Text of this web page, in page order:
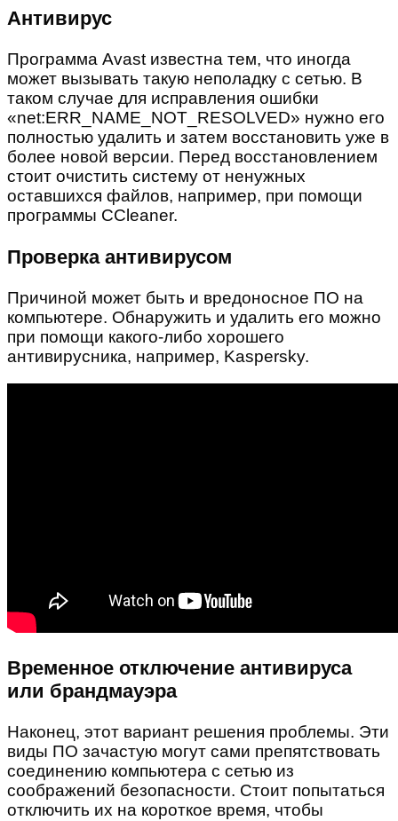
Антивирус
Программа Avast известна тем, что иногда
может вызывать такую неполадку с сетью. В
таком случае для исправления ошибки
«net:ERR_NAME_NOT_RESOLVED» нужно его
полностью удалить и затем восстановить уже в
более новой версии. Перед восстановлением
стоит очистить систему от ненужных
оставшихся файлов, например, при помощи
программы CCleaner.
Проверка антивирусом
Причиной может быть и вредоносное ПО на
компьютере. Обнаружить и удалить его можно
при помощи какого-либо хорошего
антивирусника, например, Kaspersky.
Временное отключение антивируса
или брандмауэра
Наконец, этот вариант решения проблемы. Эти
виды ПО зачастую могут сами препятствовать
соединению компьютера с сетью из
соображений безопасности. Стоит попытаться
отключить их на короткое время, чтобы